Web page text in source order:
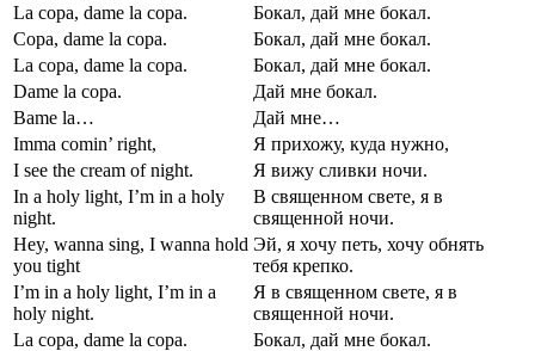
La copa, dame la copa.
Бокал, дай мне бокал.
Сopa, dame la copa.
Бокал, дай мне бокал.
La copa, dame la copa.
Бокал, дай мне бокал.
Dame la copa.
Дай мне бокал.
Вame la…
Дай мне…
Imma comin’ right,
Я прихожу, куда нужно,
I see the cream of night.
Я вижу сливки ночи.
In a holy light, I’m in a holy
night.
В священном свете, я в
священной ночи.
Hey, wanna sing, I wanna hold
you tight
Эй, я хочу петь, хочу обнять
тебя крепко.
I’m in a holy light, I’m in a
holy night.
Я в священном свете, я в
священной ночи.
La copa, dame la copa.
Бокал, дай мне бокал.